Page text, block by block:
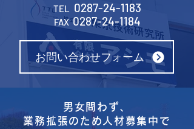
TEL 0287-24-1183
FAX0287-24-1184
お問い合わせフォーム
男女問わず、
​業務拡張のため人材募集中で